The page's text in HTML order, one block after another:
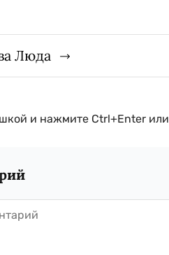
Люда
и нажмите Ctrl+Enter или